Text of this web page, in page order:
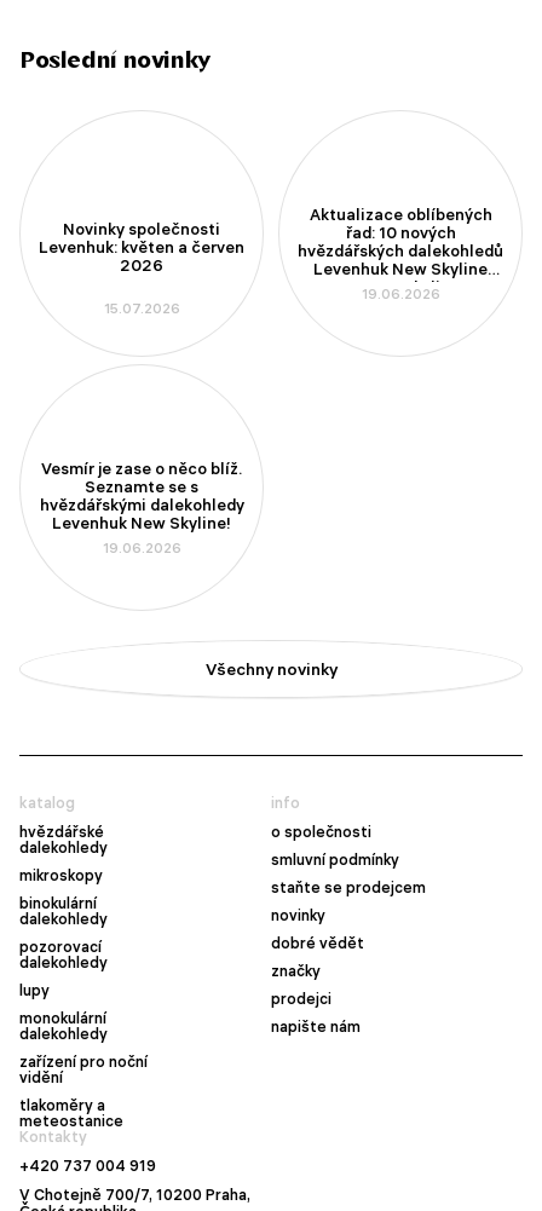
Poslední novinky
Novinky společnosti
Levenhuk: květen a červen
2026
15.07.2026
Aktualizace oblíbených
řad: 10 nových
hvězdářských dalekohledů
Levenhuk New Skyline
PLUS a New Skyline PRO
19.06.2026
Vesmír je zase o něco blíž.
Seznamte se s
hvězdářskými dalekohledy
Levenhuk New Skyline!
19.06.2026
Všechny novinky
katalog
hvězdářské
dalekohledy
mikroskopy
binokulární
dalekohledy
pozorovací
dalekohledy
lupy
monokulární
dalekohledy
zařízení pro noční
vidění
tlakoměry a
meteostanice
info
o společnosti
smluvní podmínky
staňte se prodejcem
novinky
dobré vědět
značky
prodejci
napište nám
Kontakty
+420 737 004 919
V Chotejně 700/7, 10200 Praha,